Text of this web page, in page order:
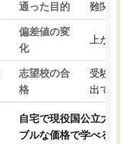
通った目的 難関私立
偏差値の変
化
上がった
志望校の合
格
受験して
出ていな
自宅で現役国公立大学生
ブルな価格で学べる